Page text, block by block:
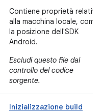
Contiene proprietà relative
alla macchina locale, come
la posizione dell'SDK
Android.
Escludi questo file dal
controllo del codice
sorgente.
Inizializzazione build